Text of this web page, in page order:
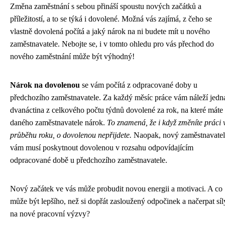
Změna zaměstnání s sebou přináší spoustu nových začátků a
příležitostí, a to se týká i dovolené. Možná vás zajímá, z čeho se
vlastně dovolená počítá a jaký nárok na ni budete mít u nového
zaměstnavatele. Nebojte se, i v tomto ohledu pro vás přechod do
nového zaměstnání může být výhodný!
Nárok na dovolenou se vám počítá z odpracované doby u
předchozího zaměstnavatele. Za každý měsíc práce vám náleží
dvanáctina z celkového počtu týdnů dovolené za rok, na které máte
daného zaměstnavatele nárok. To znamená, že i když změníte práci
průběhu roku, o dovolenou nepřijdete. Naopak, nový zaměstnavatel
vám musí poskytnout dovolenou v rozsahu odpovídajícím
odpracované době u předchozího zaměstnavatele.
Nový začátek ve vás může probudit novou energii a motivaci. A co
může být lepšího, než si dopřát zasloužený odpočinek a načerpat
na nové pracovní výzvy?